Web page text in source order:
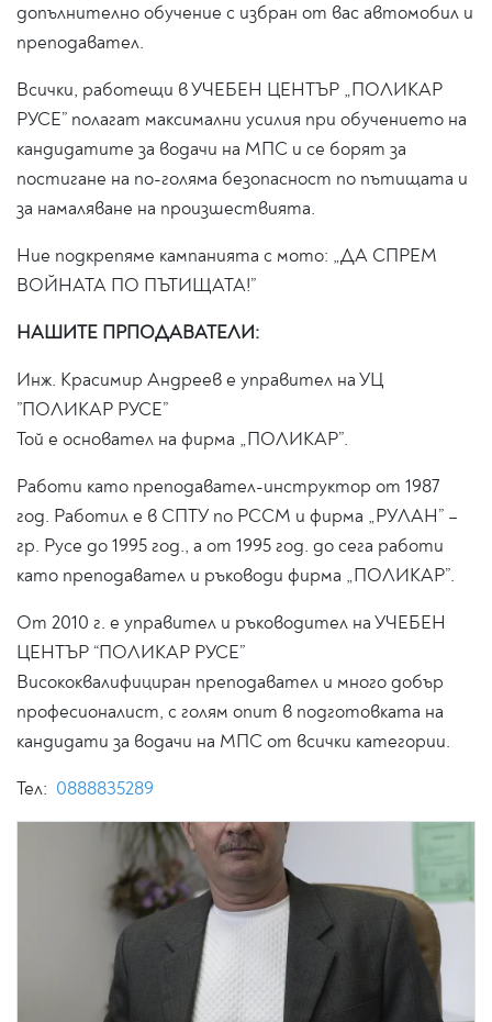
допълнително обучение с избран от вас автомобил и
преподавател.
Всички, работещи в УЧЕБЕН ЦЕНТЪР „ПОЛИКАР
РУСЕ” полагат максимални усилия при обучението на
кандидатите за водачи на МПС и се борят за
постигане на по-голяма безопасност по пътищата и
за намаляване на произшествията.
Ние подкрепяме кампанията с мото: „ДА СПРЕМ
ВОЙНАТА ПО ПЪТИЩАТА!”
НАШИТЕ ПРПОДАВАТЕЛИ:
Инж. Красимир Андреев е управител на УЦ
”ПОЛИКАР РУСЕ”
Той е основател на фирма „ПОЛИКАР”.
Работи като преподавател-инструктор от 1987
год. Работил е в СПТУ по РССМ и фирма „РУЛАН” –
гр. Русе до 1995 год., а от 1995 год. до сега работи
като преподавател и ръководи фирма „ПОЛИКАР”.
От 2010 г. е управител и ръководител на УЧЕБЕН
ЦЕНТЪР “ПОЛИКАР РУСЕ”
Висококвалифициран преподавател и много добър
професионалист, с голям опит в подготовката на
кандидати за водачи на МПС от всички категории.
Тел: 0888835289